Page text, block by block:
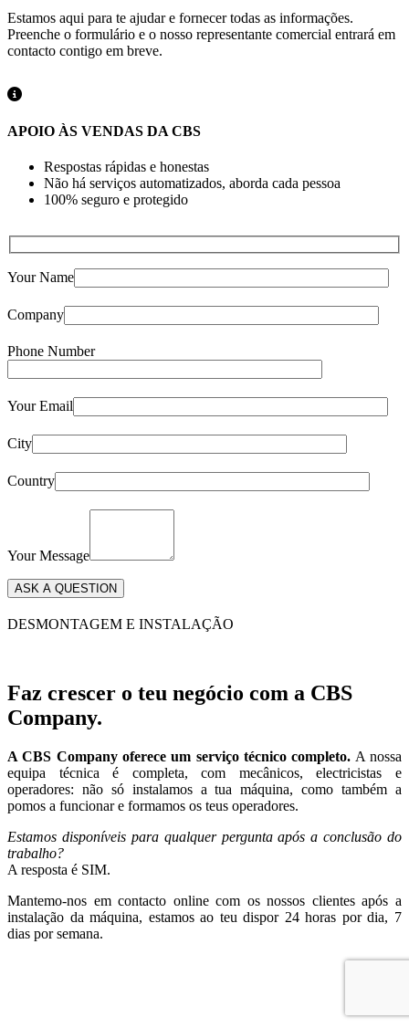
Estamos aqui para te ajudar e fornecer todas as informações.
Preenche o formulário e o nosso representante comercial entrará em
contacto contigo em breve.
APOIO ÀS VENDAS DA CBS
Respostas rápidas e honestas
Não há serviços automatizados, aborda cada pessoa
100% seguro e protegido
Your Name
Company
Phone Number
Your Email
City
Country
Your Message
DESMONTAGEM E INSTALAÇÃO
Faz crescer o teu negócio com a CBS
Company.
A CBS Company oferece um serviço técnico completo. A nossa
equipa técnica é completa, com mecânicos, electricistas e
operadores: não só instalamos a tua máquina, como também a
pomos a funcionar e formamos os teus operadores.
Estamos disponíveis para qualquer pergunta após a conclusão do
trabalho?
A resposta é SIM.
Mantemo-nos em contacto online com os nossos clientes após a
instalação da máquina, estamos ao teu dispor 24 horas por dia, 7
dias por semana.